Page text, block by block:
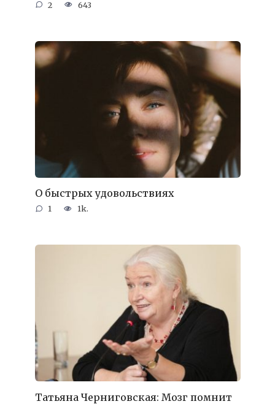
2 643
О быстрых удовольствиях
1 1k.
Татьяна Черниговская: Мозг помнит